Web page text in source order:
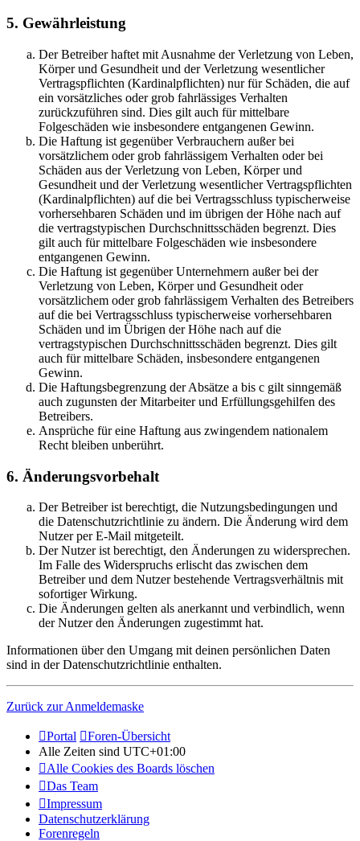
5. Gewährleistung
Der Betreiber haftet mit Ausnahme der Verletzung von Leben,
Körper und Gesundheit und der Verletzung wesentlicher
Vertragspflichten (Kardinalpflichten) nur für Schäden, die auf
ein vorsätzliches oder grob fahrlässiges Verhalten
zurückzuführen sind. Dies gilt auch für mittelbare
Folgeschäden wie insbesondere entgangenen Gewinn.
Die Haftung ist gegenüber Verbrauchern außer bei
vorsätzlichem oder grob fahrlässigem Verhalten oder bei
Schäden aus der Verletzung von Leben, Körper und
Gesundheit und der Verletzung wesentlicher Vertragspflichten
(Kardinalpflichten) auf die bei Vertragsschluss typischerweise
vorhersehbaren Schäden und im übrigen der Höhe nach auf
die vertragstypischen Durchschnittsschäden begrenzt. Dies
gilt auch für mittelbare Folgeschäden wie insbesondere
entgangenen Gewinn.
Die Haftung ist gegenüber Unternehmern außer bei der
Verletzung von Leben, Körper und Gesundheit oder
vorsätzlichem oder grob fahrlässigem Verhalten des Betreibers
auf die bei Vertragsschluss typischerweise vorhersehbaren
Schäden und im Übrigen der Höhe nach auf die
vertragstypischen Durchschnittsschäden begrenzt. Dies gilt
auch für mittelbare Schäden, insbesondere entgangenen
Gewinn.
Die Haftungsbegrenzung der Absätze a bis c gilt sinngemäß
auch zugunsten der Mitarbeiter und Erfüllungsgehilfen des
Betreibers.
Ansprüche für eine Haftung aus zwingendem nationalem
Recht bleiben unberührt.
6. Änderungsvorbehalt
Der Betreiber ist berechtigt, die Nutzungsbedingungen und
die Datenschutzrichtlinie zu ändern. Die Änderung wird dem
Nutzer per E-Mail mitgeteilt.
Der Nutzer ist berechtigt, den Änderungen zu widersprechen.
Im Falle des Widerspruchs erlischt das zwischen dem
Betreiber und dem Nutzer bestehende Vertragsverhältnis mit
sofortiger Wirkung.
Die Änderungen gelten als anerkannt und verbindlich, wenn
der Nutzer den Änderungen zugestimmt hat.
Informationen über den Umgang mit deinen persönlichen Daten
sind in der Datenschutzrichtlinie enthalten.
Zurück zur Anmeldemaske
Portal
Foren-Übersicht
Alle Zeiten sind UTC+01:00
Alle Cookies des Boards löschen
Das Team
Impressum
Datenschutzerklärung
Forenregeln